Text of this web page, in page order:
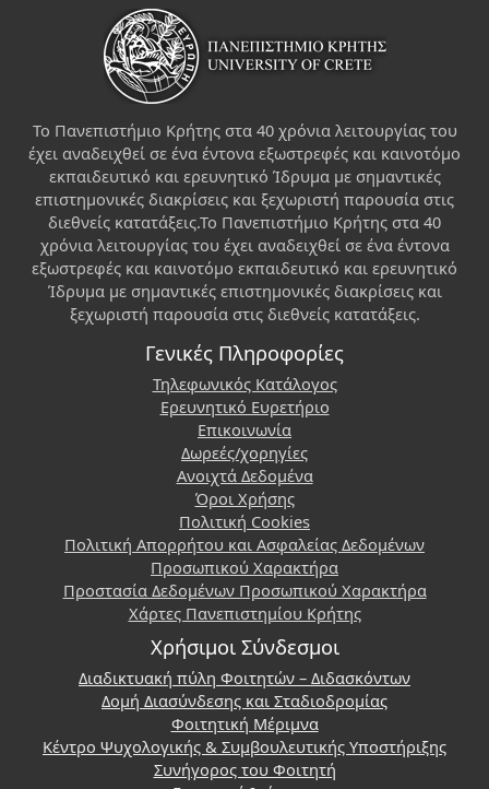
Το Πανεπιστήμιο Κρήτης στα 40 χρόνια λειτουργίας του
έχει αναδειχθεί σε ένα έντονα εξωστρεφές και καινοτόμο
εκπαιδευτικό και ερευνητικό Ίδρυμα με σημαντικές
επιστημονικές διακρίσεις και ξεχωριστή παρουσία στις
διεθνείς κατατάξεις.Το Πανεπιστήμιο Κρήτης στα 40
χρόνια λειτουργίας του έχει αναδειχθεί σε ένα έντονα
εξωστρεφές και καινοτόμο εκπαιδευτικό και ερευνητικό
Ίδρυμα με σημαντικές επιστημονικές διακρίσεις και
ξεχωριστή παρουσία στις διεθνείς κατατάξεις.
Γενικές Πληροφορίες
Τηλεφωνικός Κατάλογος
Ερευνητικό Ευρετήριο
Επικοινωνία
Δωρεές/χορηγίες
Ανοιχτά Δεδομένα
Όροι Χρήσης
Πολιτική Cookies
Πολιτική Απορρήτου και Ασφαλείας Δεδομένων
Προσωπικού Χαρακτήρα
Προστασία Δεδομένων Προσωπικού Χαρακτήρα
Χάρτες Πανεπιστημίου Κρήτης
Χρήσιμοι Σύνδεσμοι
Διαδικτυακή πύλη Φοιτητών – Διδασκόντων
Δομή Διασύνδεσης και Σταδιοδρομίας
Φοιτητική Μέριμνα
Κέντρο Ψυχολογικής & Συμβουλευτικής Υποστήριξης
Συνήγορος του Φοιτητή